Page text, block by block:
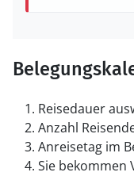
Reisedauer
Anzahl
Anreisetag im
Sie bekommen